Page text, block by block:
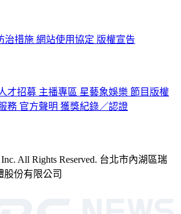
治措施 網站使用協定 版權宣告
才招募 主播專區 星藝象娛樂 節目版權
務 官方聲明 獲獎紀錄／認證
All Rights Reserved. 台北市內湖區瑞
股份有限公司